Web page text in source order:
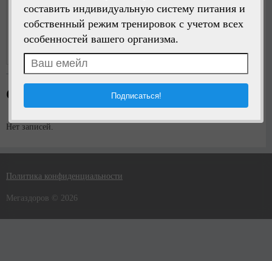
составить индивидуальную систему питания и
собственный режим тренировок с учетом всех
особенностей вашего организма.
Написать сообщение
Стена пользователя
Нет записей.
Политика конфиденциальности
Мегаздоров © 2026